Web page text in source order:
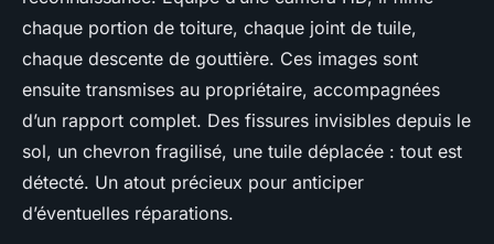
chaque portion de toiture, chaque joint de tuile,
chaque descente de gouttière. Ces images sont
ensuite transmises au propriétaire, accompagnées
d’un rapport complet. Des fissures invisibles depuis le
sol, un chevron fragilisé, une tuile déplacée : tout est
détecté. Un atout précieux pour anticiper
d’éventuelles réparations.